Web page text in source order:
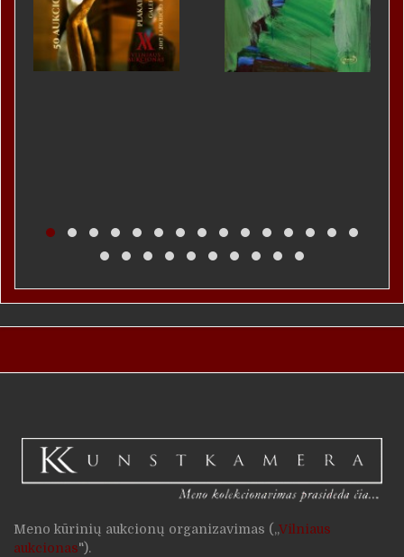
Meno kūrinių aukcionų organizavimas („Vilniaus
aukcionas").